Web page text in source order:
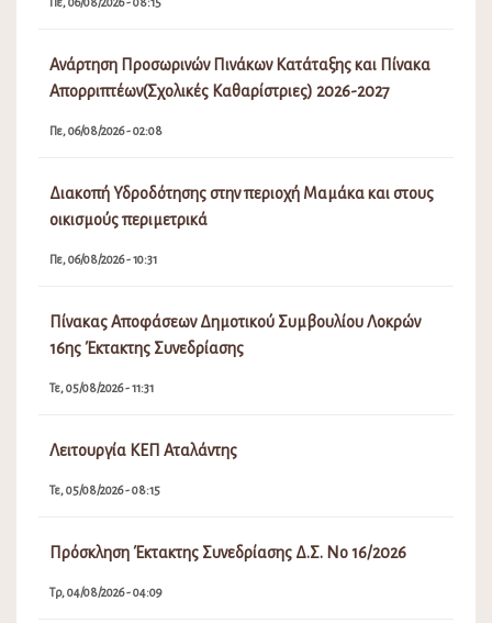
Πε, 06/08/2026 - 08:15
Ανάρτηση Προσωρινών Πινάκων Κατάταξης και Πίνακα
Απορριπτέων(Σχολικές Καθαρίστριες) 2026-2027
Πε, 06/08/2026 - 02:08
Διακοπή Υδροδότησης στην περιοχή Μαμάκα και στους
οικισμούς περιμετρικά
Πε, 06/08/2026 - 10:31
Πίνακας Αποφάσεων Δημοτικού Συμβουλίου Λοκρών
16ης Έκτακτης Συνεδρίασης
Τε, 05/08/2026 - 11:31
Λειτουργία ΚΕΠ Αταλάντης
Τε, 05/08/2026 - 08:15
Πρόσκληση Έκτακτης Συνεδρίασης Δ.Σ. Νο 16/2026
Τρ, 04/08/2026 - 04:09